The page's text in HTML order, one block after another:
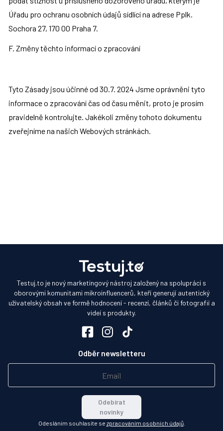
Úřadu pro ochranu osobních údajů sídlící na adrese Pplk.
Sochora 27, 170 00 Praha 7.
F. Změny těchto informací o zpracování
Tyto Zásady jsou účinné od 30.7. 2024 Jsme oprávněni tyto
informace o zpracování čas od času měnit, proto je prosím
pravidelně kontrolujte. Jakékoli změny tohoto dokumentu
zveřejníme na našich Webových stránkách.
Testuj.to je nový marketingový nástroj založený na spolupráci s
oborovými komunitami mikroinfluencerů, kteří generují autentický
uživatelský obsah ve formě hodnocení - recenzí, článků či fotografií a
videí s produkty.
Odběr newsletteru
Odebírat
novinky
Odesláním souhlasíte se zpracováním osobních údajů.